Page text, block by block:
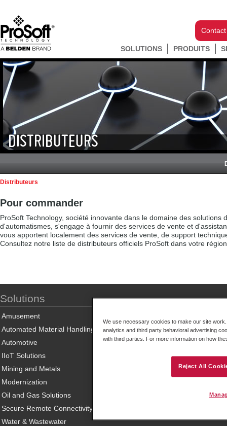
SOLUTIONS PRODUITS
DISTRIBUTEURS
Distributeurs
Pour commander
ProSoft Technology, société innovante dans le domaine des
d'automatismes, s'engage à fournir des services de vente et
vous apportent localement des services de vente, de support
Consultez notre liste de distributeurs officiels ProSoft dans votre
Solutions
Amusement
Automated Material Handling
Automotive
IIoT Solutions
Mining and Metals
Modernization
Oil and Gas Solutions
Secure Remote Connectivity
Water & Wastewater
We use necessary cookies to make our site
analytics and third party behavioral advertising
with third parties. For more information on how
Reject All